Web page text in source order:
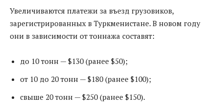
Увеличиваются платежи за въезд грузовиков,
зарегистрированных в Туркменистане. В новом году
они в зависимости от тоннажа составят:
до 10 тонн — $130 (ранее $50);
от 10 до 20 тонн — $180 (ранее $100);
свыше 20 тонн — $250 (ранее $150).